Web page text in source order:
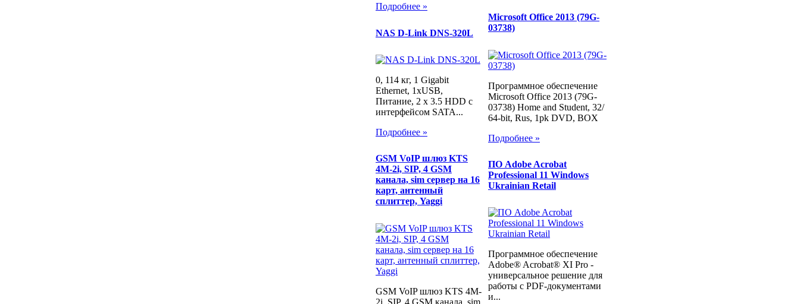
Подробнее »
NAS D-Link DNS-320L
0, 114 кг, 1 Gigabit
Ethernet, 1хUSB,
Питание, 2 x 3.5 HDD с
интерфейсом SATA...
Подробнее »
GSM VoIP шлюз KTS
4M-2i, SIP, 4 GSM
канала, sim сервер на 16
карт, антенный
сплиттер, Yaggi
GSM VoIP шлюз KTS 4M-
2i, SIP, 4 GSM канала, sim
Microsoft Office 2013 (79G-
03738)
Программное обеспечение
Microsoft Office 2013 (79G-
03738) Home and Student, 32/
64-bit, Rus, 1pk DVD, BOX
Подробнее »
ПО Adobe Acrobat
Professional 11 Windows
Ukrainian Retail
Программное обеспечение
Adobe® Acrobat® XI Pro -
универсальное решение для
работы с PDF-документами
и...